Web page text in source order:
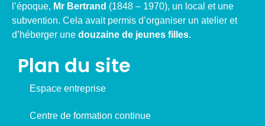
l’époque, Mr Bertrand (1848 – 1970), un local et une
subvention. Cela avait permis d’organiser un atelier et
d’héberger une douzaine de jeunes filles.
Plan du site
Espace entreprise
Centre de formation continue